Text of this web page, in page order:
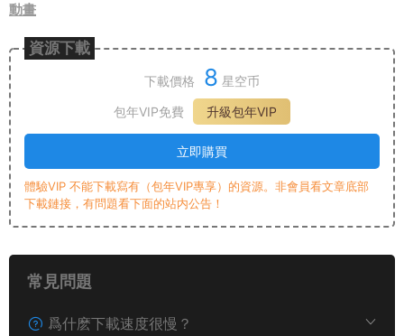
動畫
資源下載
下載價格 8 星空币
包年VIP免費
升級包年VIP
立即購買
體驗VIP 不能下載寫有（包年VIP專享）的資源。非會員看文章底部
下載鏈接，有問題看下面的站内公告！
常見問題
爲什麽下載速度很慢？